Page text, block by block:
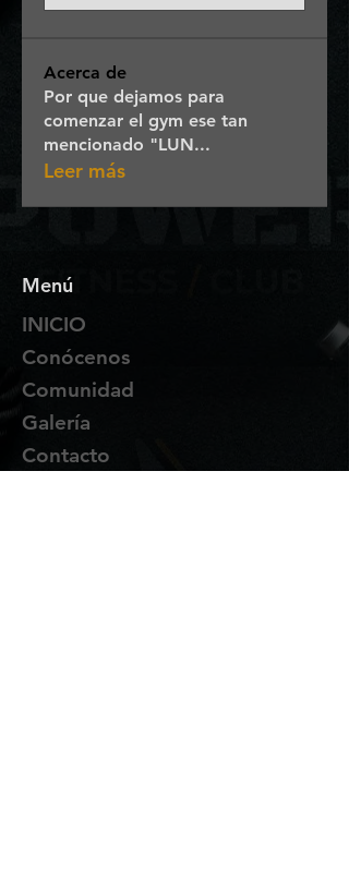
Acerca de
Por que dejamos para
comenzar el gym ese tan
mencionado "LUN...
Leer más
Menú
INICIO
Conócenos
Comunidad
Galería
Contacto